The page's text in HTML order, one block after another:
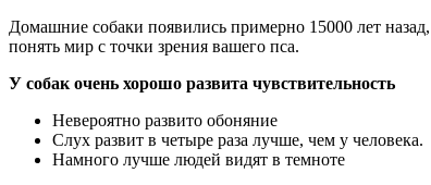
Домашние собаки появились примерно 15000 лет
понять мир с точки зрения вашего пса.
У собак очень хорошо развита чувствительность
Невероятно развито обоняние
Слух развит в четыре раза лучше, чем у человека.
Намного лучше людей видят в темноте